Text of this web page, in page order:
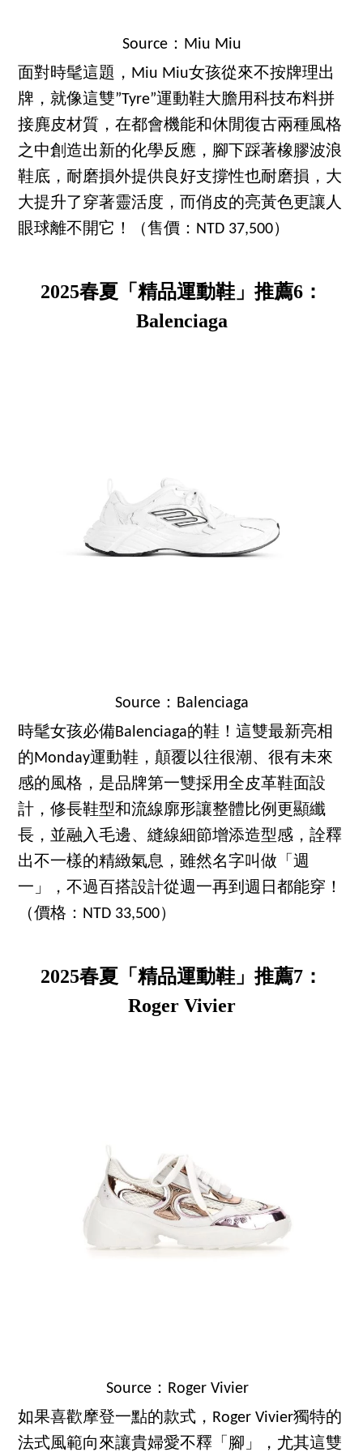
Source：Miu Miu
面對時髦這題，Miu Miu女孩從來不按牌理出
牌，就像這雙”Tyre”運動鞋大膽用科技布料拼
接麂皮材質，在都會機能和休閒復古兩種風格
之中創造出新的化學反應，腳下踩著橡膠波浪
鞋底，耐磨損外提供良好支撐性也耐磨損，大
大提升了穿著靈活度，而俏皮的亮黃色更讓人
眼球離不開它！（售價：NTD 37,500）
2025春夏「精品運動鞋」推薦6：
Balenciaga
Source：Balenciaga
時髦女孩必備Balenciaga的鞋！這雙最新亮相
的Monday運動鞋，顛覆以往很潮、很有未來
感的風格，是品牌第一雙採用全皮革鞋面設
計，修長鞋型和流線廓形讓整體比例更顯纖
長，並融入毛邊、縫線細節增添造型感，詮釋
出不一樣的精緻氣息，雖然名字叫做「週
一」，不過百搭設計從週一再到週日都能穿！
（價格：NTD 33,500）
2025春夏「精品運動鞋」推薦7：
Roger Vivier
Source：Roger Vivier
如果喜歡摩登一點的款式，Roger Vivier獨特的
法式風範向來讓貴婦愛不釋「腳」，尤其這雙